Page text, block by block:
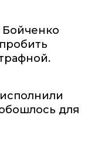
Бойченко
для